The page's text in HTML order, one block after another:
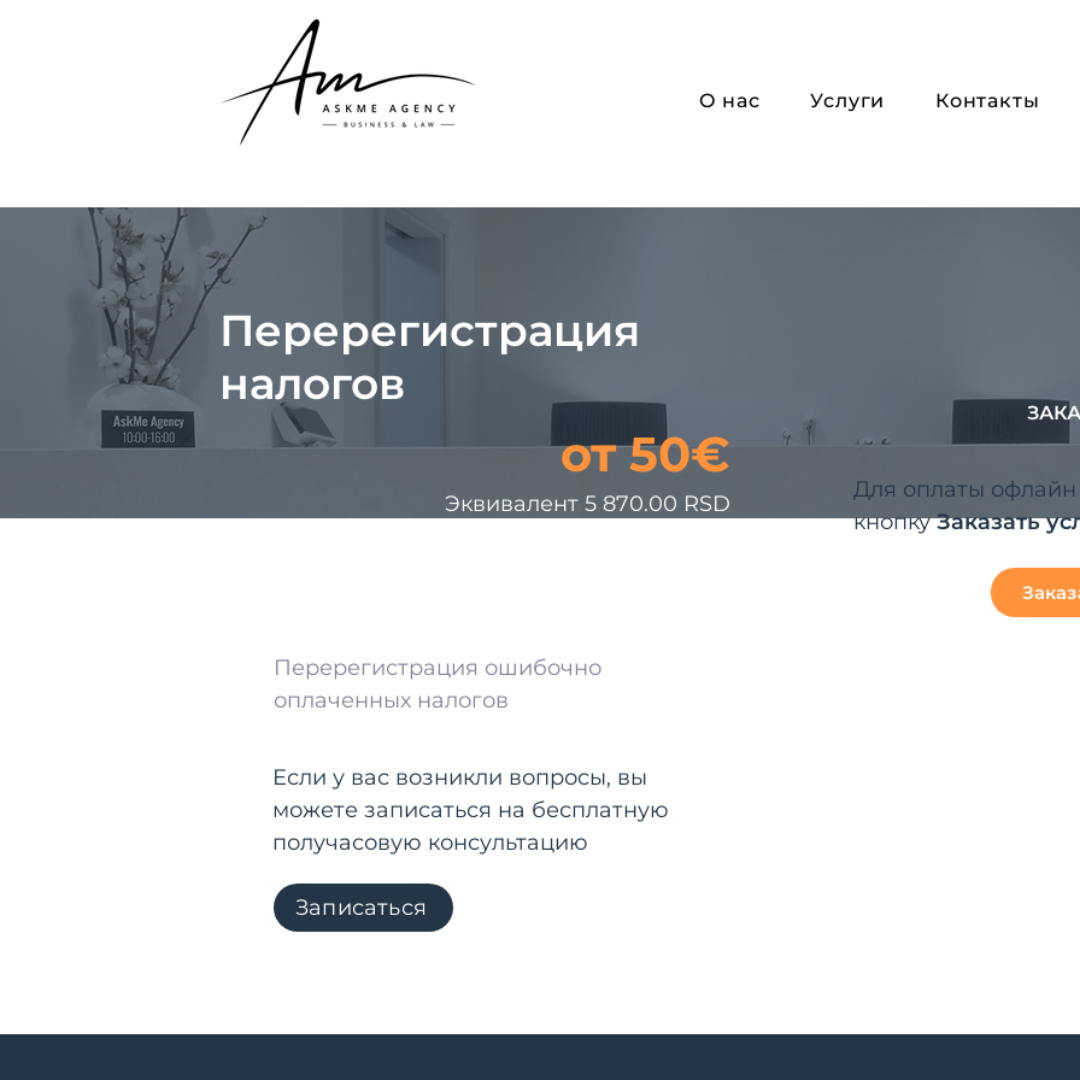
О нас Услуги Контакты
Перерегистрация
налогов
от 50€
Эквивалент 5 870.00 RSD
Перерегистрация ошибочно
оплаченных налогов
Если у вас возникли вопросы, вы
можете записаться на бесплатную
получасовую консультацию
Записаться
Для оплаты
кнопкуЗаказать